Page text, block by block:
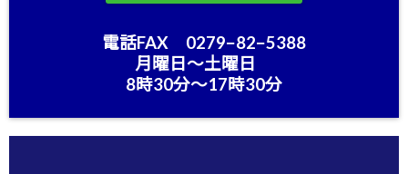
電話FAX 0279−82−5388
月曜日〜土曜日
8時30分〜17時30分